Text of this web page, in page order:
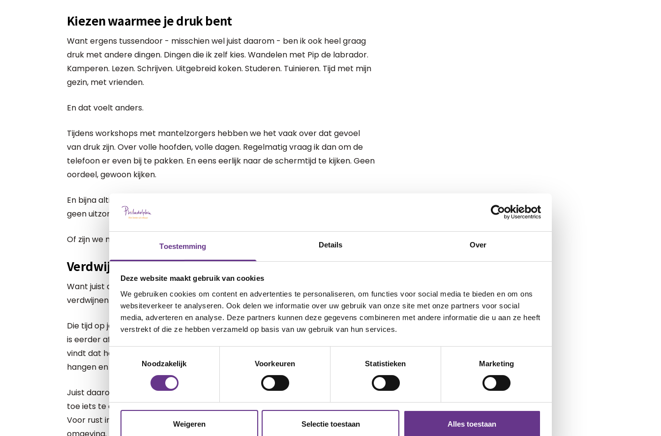
Toestemming Details Over
Deze website maakt gebruik van cookies
We gebruiken cookies om content en advertenties te personaliseren, om functies voor social media te bieden en om ons
websiteverkeer te analyseren. Ook delen we informatie over uw gebruik van onze site met onze partners voor social
media, adverteren en analyse. Deze partners kunnen deze gegevens combineren met andere informatie die u aan ze heeft
verstrekt of die ze hebben verzameld op basis van uw gebruik van hun services.
Toestemmingsselectie
Noodzakelijk
Voorkeuren Statistieken Marketing
Weigeren Selectie toestaan Alles toestaan
Kiezen waarmee je druk bent
Want ergens tussendoor - misschien wel juist daarom - ben ik ook heel graag
druk met andere dingen. Dingen die ik zelf kies. Wandelen met Pip de labrador.
Kamperen. Lezen. Schrijven. Uitgebreid koken. Studeren. Tuinieren. Tijd met mijn
gezin, met vrienden.
En dat voelt anders.
Tijdens workshops met mantelzorgers hebben we het vaak over dat gevoel
van druk zijn. Over volle hoofden, volle dagen. Regelmatig vraag ik dan om de
telefoon er even bij te pakken. En eens eerlijk naar de schermtijd te kijken. Geen
oordeel, gewoon kijken.
En bijna altijd volgt dezelfde reactie: verbazing en ongeloof. Zes uur per dag is
geen uitzondering. Dus hoe druk zijn we eigenlijk echt?
Of zijn we misschien ook een beetje afgeleid geraakt van ons eigen leven?
Verdwijnen in de afleiding
Want juist als je leven veel vraagt, is het heel begrijpelijk dat je af en toe wilt
verdwijnen in afleiding. Even niets hoeven, even gedachteloos zijn.
Die tijd op je telefoon voelt vaak als ontspanning, terwijl het dat niet echt is. Het
is eerder afleiding van het echte leven en een stroom van prikkels. Ons brein
vindt dat heerlijk; elke swipe een kleine beloning. En voor je het weet blijf je
hangen en voel je je druk, leeg of juist vol en moe.
Juist daarom merk ik hoe fijn het is om mijn telefoon vaker weg te leggen. Af en
toe iets te delen op de Wereld van Anna Sophie en het daar ook bij te laten.
Voor rust in mijn hoofd. Voor aandacht in mijn dag. Voor mezelf en mijn